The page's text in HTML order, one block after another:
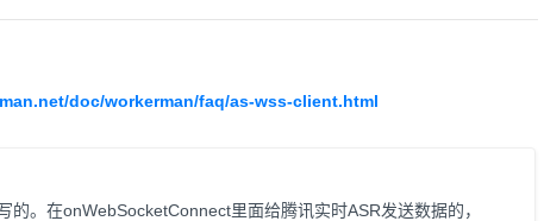
doc/workerman/faq/as-wss-client.html
。在onWebSocketConnect里面给腾讯实时ASR发送数据的，